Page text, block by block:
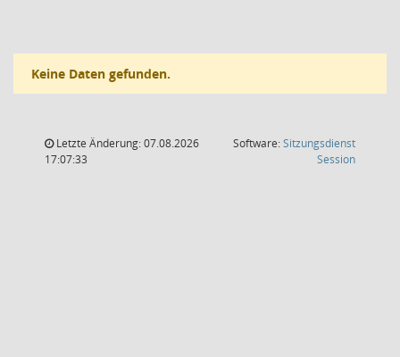
Keine Daten gefunden.
Letzte Änderung: 07.08.2026
17:07:33
Software:Sitzungsdienst
Session(Wird in